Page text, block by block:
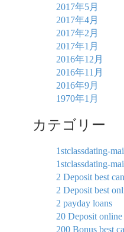
2017年5月
2017年4月
2017年2月
2017年1月
2016年12月
2016年11月
2016年9月
1970年1月
カテゴリー
1stclassdating-
1stclassdating-
2 Deposit best
2 Deposit best
2 payday loans
20 Deposit online
200 Bonus best